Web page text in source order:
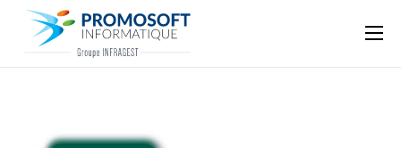
Qui sommes-nous ?
Nos ressources